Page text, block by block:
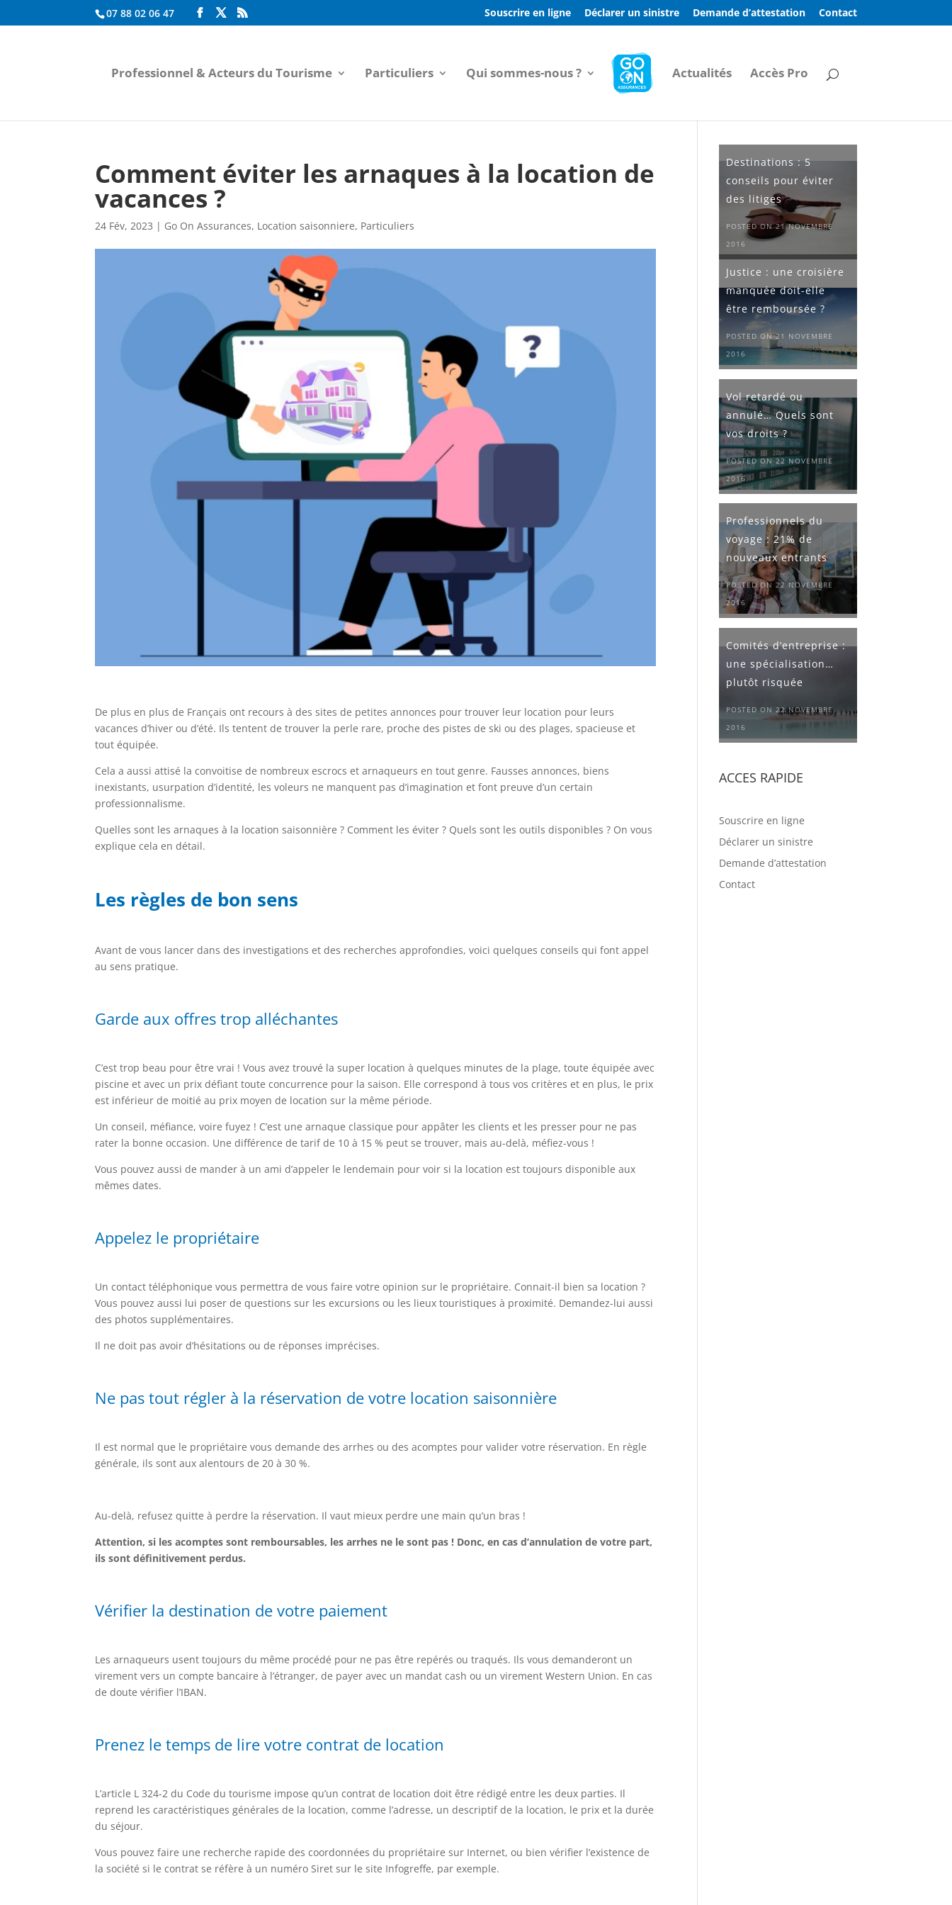
07 88 02 06 47 Souscrire en ligne Déclarer un sinistre Demande d’attestation Contact
Professionnel & Acteurs du Tourisme Particuliers Qui sommes-nous ? Actualités Accès Pro
Comment éviter les arnaques à la location de
vacances ?
24 Fév, 2023 | Go On Assurances, Location saisonniere, Particuliers
De plus en plus de Français ont recours à des sites de petites annonces pour trouver leur location pour leurs
vacances d’hiver ou d’été. Ils tentent de trouver la perle rare, proche des pistes de ski ou des plages, spacieuse et
tout équipée.
Cela a aussi attisé la convoitise de nombreux escrocs et arnaqueurs en tout genre. Fausses annonces, biens
inexistants, usurpation d’identité, les voleurs ne manquent pas d’imagination et font preuve d’un certain
professionnalisme.
Quelles sont les arnaques à la location saisonnière ? Comment les éviter ? Quels sont les outils disponibles ? On vous
explique cela en détail.
Les règles de bon sens
Avant de vous lancer dans des investigations et des recherches approfondies, voici quelques conseils qui font appel
au sens pratique.
Garde aux offres trop alléchantes
C’est trop beau pour être vrai ! Vous avez trouvé la super location à quelques minutes de la plage, toute équipée avec
piscine et avec un prix défiant toute concurrence pour la saison. Elle correspond à tous vos critères et en plus, le prix
est inférieur de moitié au prix moyen de location sur la même période.
Un conseil, méfiance, voire fuyez ! C’est une arnaque classique pour appâter les clients et les presser pour ne pas
rater la bonne occasion. Une différence de tarif de 10 à 15 % peut se trouver, mais au-delà, méfiez-vous !
Vous pouvez aussi de mander à un ami d’appeler le lendemain pour voir si la location est toujours disponible aux
mêmes dates.
Appelez le propriétaire
Un contact téléphonique vous permettra de vous faire votre opinion sur le propriétaire. Connait-il bien sa location ?
Vous pouvez aussi lui poser de questions sur les excursions ou les lieux touristiques à proximité. Demandez-lui aussi
des photos supplémentaires.
Il ne doit pas avoir d’hésitations ou de réponses imprécises.
Ne pas tout régler à la réservation de votre location saisonnière
Il est normal que le propriétaire vous demande des arrhes ou des acomptes pour valider votre réservation. En règle
générale, ils sont aux alentours de 20 à 30 %.
Au-delà, refusez quitte à perdre la réservation. Il vaut mieux perdre une main qu’un bras !
Attention, si les acomptes sont remboursables, les arrhes ne le sont pas ! Donc, en cas d’annulation de votre part,
ils sont définitivement perdus.
Vérifier la destination de votre paiement
Les arnaqueurs usent toujours du même procédé pour ne pas être repérés ou traqués. Ils vous demanderont un
virement vers un compte bancaire à l’étranger, de payer avec un mandat cash ou un virement Western Union. En cas
de doute vérifier l’IBAN.
Prenez le temps de lire votre contrat de location
L’article L 324-2 du Code du tourisme impose qu’un contrat de location doit être rédigé entre les deux parties. Il
reprend les caractéristiques générales de la location, comme l’adresse, un descriptif de la location, le prix et la durée
du séjour.
Vous pouvez faire une recherche rapide des coordonnées du propriétaire sur Internet, ou bien vérifier l’existence de
la société si le contrat se réfère à un numéro Siret sur le site Infogreffe, par exemple.
Destinations : 5
conseils pour éviter
des litiges
POSTED ON 21 NOVEMBRE
2016
Justice : une croisière
manquée doit-elle
être remboursée ?
POSTED ON 21 NOVEMBRE
2016
Vol retardé ou
annulé… Quels sont
vos droits ?
POSTED ON 22 NOVEMBRE
2016
Professionnels du
voyage : 21% de
nouveaux entrants
POSTED ON 22 NOVEMBRE
2016
Comités d’entreprise :
une spécialisation…
plutôt risquée
POSTED ON 22 NOVEMBRE
2016
ACCES RAPIDE
Souscrire en ligne
Déclarer un sinistre
Demande d’attestation
Contact